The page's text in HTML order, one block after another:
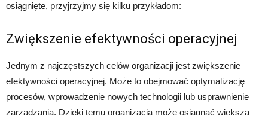
osiągnięte, przyjrzyjmy się kilku przykładom:
Zwiększenie efektywności operacyjnej
Jednym z najczęstszych celów organizacji jest zwiększenie
efektywności operacyjnej. Może to obejmować optymalizację
procesów, wprowadzenie nowych technologii lub usprawnienie
zarządzania. Dzięki temu organizacja może osiągnąć większą